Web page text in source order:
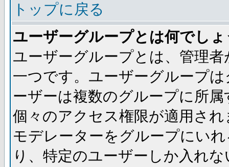
トップに戻る
ユーザーグループとは何でし
ユーザーグループとは、管理
一つです。ユーザーグループ
ーザーは複数のグループに所
個々のアクセス権限が適用さ
モデレーターをグループにい
り、特定のユーザーしか入れ